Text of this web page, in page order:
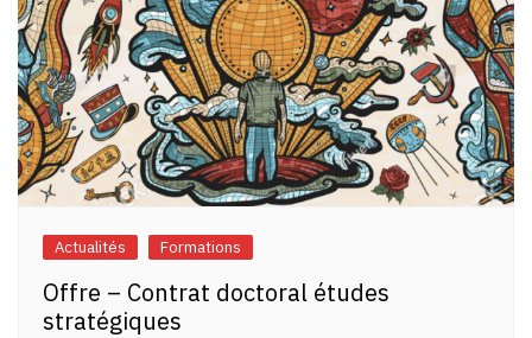
Actualités Formations
Offre – Contrat doctoral études
stratégiques